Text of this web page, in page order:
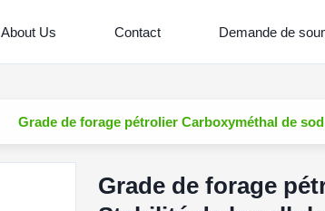
About Us Contact Demande de
Grade de forage pétrolier Carboxyméthal de
Grade de forage